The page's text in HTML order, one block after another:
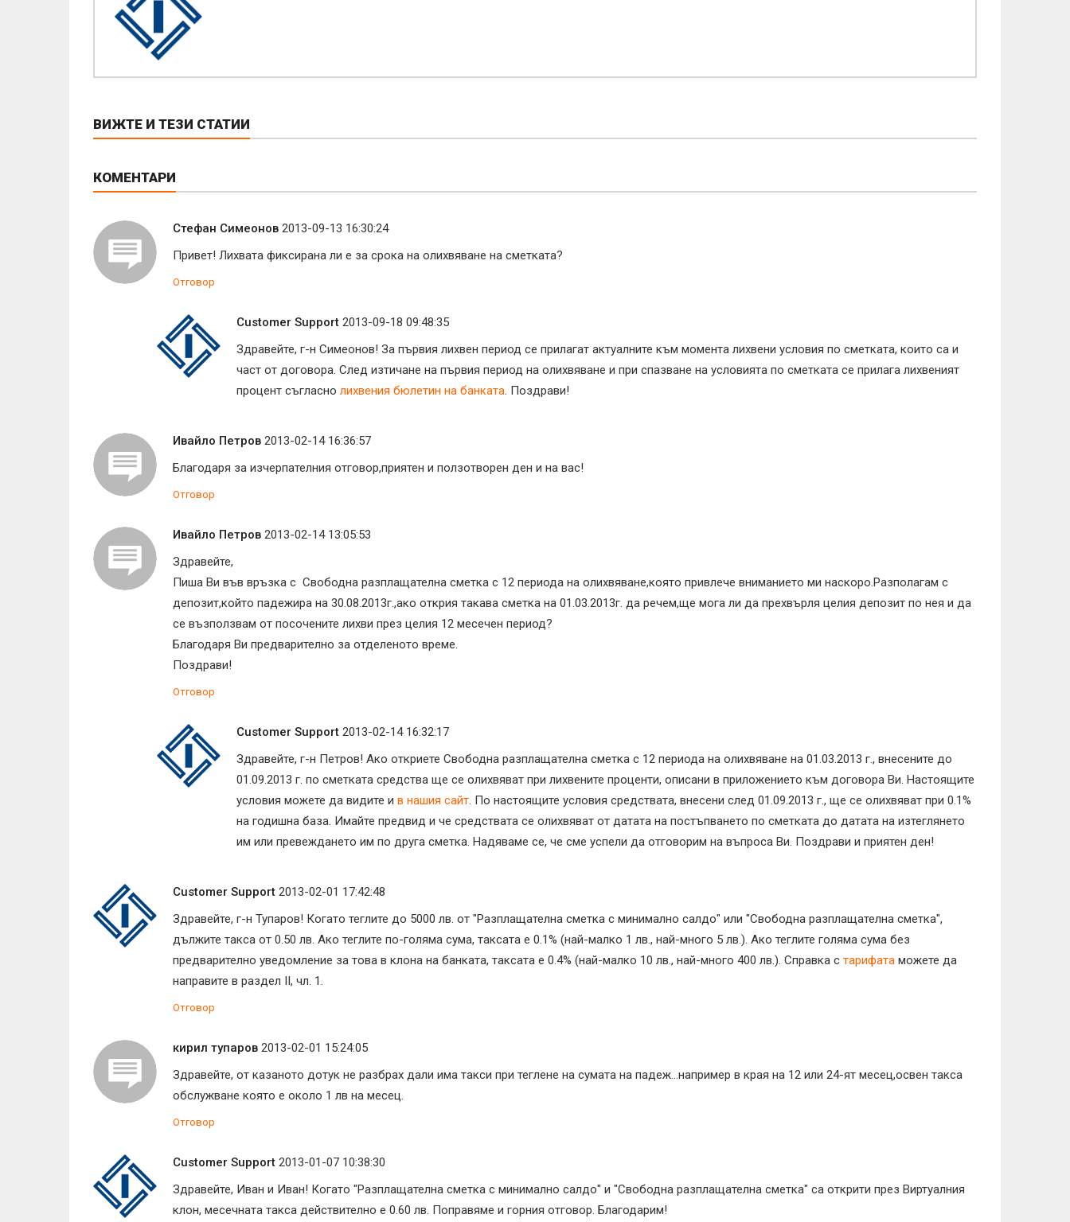
ВИЖТЕ И ТЕЗИ СТАТИИ
КОМЕНТАРИ
Стефан Симеонов 2013-09-13 16:30:24
Привет! Лихвата фиксирана ли е за срока на олихвяване на сметката?
Отговор
Customer Support 2013-09-18 09:48:35
Здравейте, г-н Симеонов! За първия лихвен период се прилагат актуалните към момента лихвени условия по сметката, които са и
част от договора. След изтичане на първия период на олихвяване и при спазване на условията по сметката се прилага лихвеният
процент съгласно лихвения бюлетин на банката. Поздрави!
Ивайло Петров 2013-02-14 16:36:57
Благодаря за изчерпателния отговор,приятен и ползотворен ден и на вас!
Отговор
Ивайло Петров 2013-02-14 13:05:53
Здравейте,
Пиша Ви във връзка с Свободна разплащателна сметка с 12 периода на олихвяване,която привлече вниманието ми наскоро.Разполагам с
депозит,който падежира на 30.08.2013г.,ако открия такава сметка на 01.03.2013г. да речем,ще мога ли да прехвърля целия депозит по нея и да
се възползвам от посочените лихви през целия 12 месечен период?
Благодаря Ви предварително за отделеното време.
Поздрави!
Отговор
Customer Support 2013-02-14 16:32:17
Здравейте, г-н Петров! Ако откриете Свободна разплащателна сметка с 12 периода на олихвяване на 01.03.2013 г., внесените до
01.09.2013 г. по сметката средства ще се олихвяват при лихвените проценти, описани в приложението към договора Ви. Настоящите
условия можете да видите и в нашия сайт. По настоящите условия средствата, внесени след 01.09.2013 г., ще се олихвяват при 0.1%
на годишна база. Имайте предвид и че средствата се олихвяват от датата на постъпването по сметката до датата на изтеглянето
им или превеждането им по друга сметка. Надяваме се, че сме успели да отговорим на въпроса Ви. Поздрави и приятен ден!
Customer Support 2013-02-01 17:42:48
Здравейте, г-н Тупаров! Когато теглите до 5000 лв. от "Разплащателна сметка с минимално салдо" или "Свободна разплащателна сметка",
дължите такса от 0.50 лв. Ако теглите по-голяма сума, таксата е 0.1% (най-малко 1 лв., най-много 5 лв.). Ако теглите голяма сума без
предварително уведомление за това в клона на банката, таксата е 0.4% (най-малко 10 лв., най-много 400 лв.). Справка с тарифата можете да
направите в раздел II, чл. 1.
Отговор
кирил тупаров 2013-02-01 15:24:05
Здравейте, от казаното дотук не разбрах дали има такси при теглене на сумата на падеж...например в края на 12 или 24-ят месец,освен такса
обслужване която е около 1 лв на месец.
Отговор
Customer Support 2013-01-07 10:38:30
Здравейте, Иван и Иван! Когато "Разплащателна сметка с минимално салдо" и "Свободна разплащателна сметка" са открити през Виртуалния
клон, месечната такса действително е 0.60 лв. Поправяме и горния отговор. Благодарим!